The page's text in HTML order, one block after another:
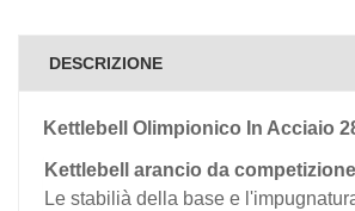
DESCRIZIONE
Kettlebell Olimpionico In Acciaio
Kettlebell arancio da competizione
Le stabilià della base e